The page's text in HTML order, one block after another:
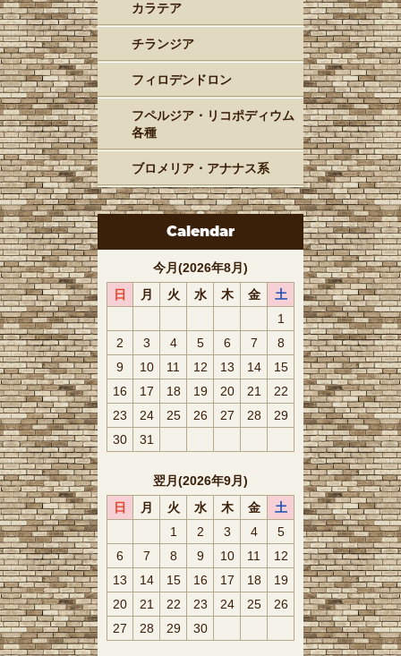
カラテア
チランジア
フィロデンドロン
フペルジア・リコポディウム
各種
ブロメリア・アナナス系
Calendar
今月(2026年8月)
日
月 火 水 木 金
土
1
2
3 4 5 6 7
8
9
10 11 12 13 14
15
16
17 18 19 20 21
22
23
24 25 26 27 28
29
30
31
翌月(2026年9月)
日
月 火 水 木 金
土
1
2 3 4
5
6
7 8 9 10 11
12
13
14 15 16 17 18
19
20
21 22 23 24 25
26
27
28 29 30